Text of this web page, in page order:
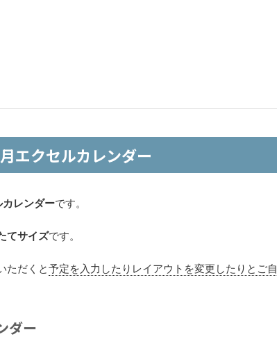
エクセルカレンダー
レンダーです。
てサイズです。
ただくと予定を入力したりレイアウトを変更したりとご自
ダー